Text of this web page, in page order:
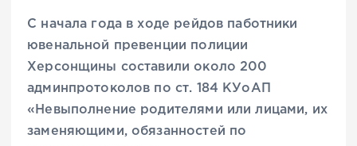
С начала года в ходе рейдов паботники
ювенальной превенции полиции
Херсонщины составили около 200
админпротоколов по ст. 184 КУоАП
«Невыполнение родителями или лицами, их
заменяющими, обязанностей по